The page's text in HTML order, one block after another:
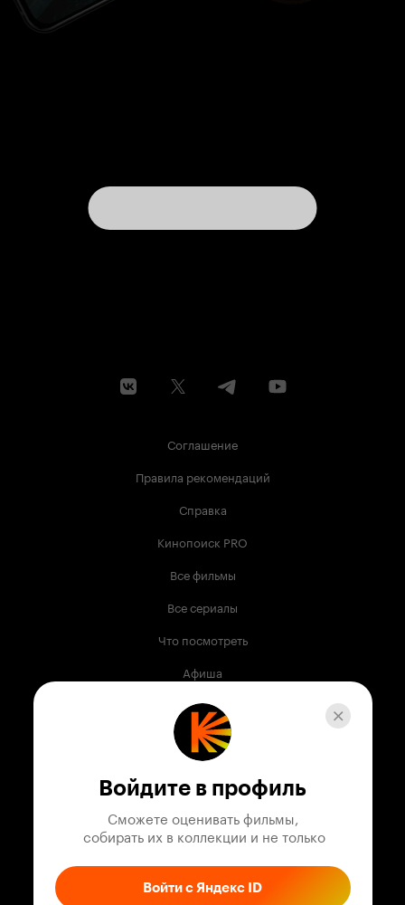
Соглашение
Правила рекомендаций
Справка
Кинопоиск PRO
Все фильмы
Все сериалы
Что посмотреть
Афиша
Музыка
Телепрограмма
Служба поддержки
Войдите в профиль
Сможете оценивать фильмы,
собирать их в коллекции и не только
Войти с Яндекс ID